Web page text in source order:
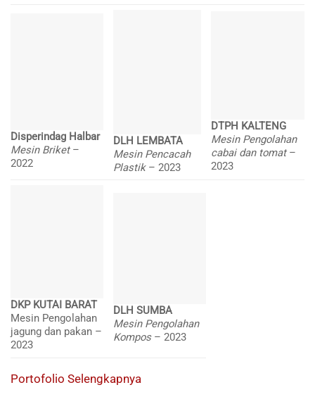
Disperindag Halbar
Mesin Briket –
2022
DLH LEMBATA
Mesin Pencacah
Plastik – 2023
DTPH KALTENG
Mesin Pengolahan
cabai dan tomat –
2023
DKP KUTAI BARAT
Mesin Pengolahan
jagung dan pakan –
2023
DLH SUMBA
Mesin Pengolahan
Kompos – 2023
Portofolio Selengkapnya